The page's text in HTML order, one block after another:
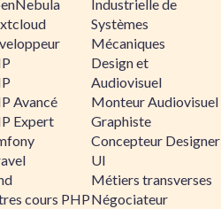
Avancé
Expert
cours PHP
Industrielle de
Systèmes
Mécaniques
Design et
Audiovisuel
Monteur Audiovisuel
Graphiste
Concepteur Designer
UI
Métiers transverses
Négociateur